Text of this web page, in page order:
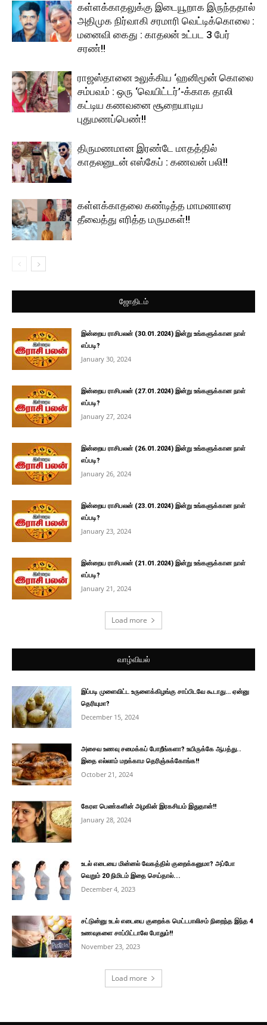
கள்ளக்காதலுக்கு இடையூறாக இருந்ததால்
அதிமுக நிர்வாகி சரமாரி வெட்டிக்கொலை :
மனைவி கைது : காதலன் உட்பட 3 பேர்
சரண்!!
ராஜஸ்தானை உலுக்கிய ‘ஹனிமூன் கொலை
சம்பவம் : ஒரு ‘வெயிட்டர்’-க்காக தாலி
கட்டிய கணவனை சூறையாடிய
புதுமணப்பெண்!!
திருமணமான இரண்டே மாதத்தில்
காதலனுடன் எஸ்கேப் : கணவன் பலி!!
கள்ளக்காதலை கண்டித்த மாமனாரை
தீவைத்து எரித்த மருமகள்!!
ஜோதிடம்
இன்றைய ராசிபலன் (30.01.2024) இன்று உங்களுக்கான நாள்
எப்படி?
January 30, 2024
இன்றைய ராசிபலன் (27.01.2024) இன்று உங்களுக்கான நாள்
எப்படி?
January 27, 2024
இன்றைய ராசிபலன் (26.01.2024) இன்று உங்களுக்கான நாள்
எப்படி?
January 26, 2024
இன்றைய ராசிபலன் (23.01.2024) இன்று உங்களுக்கான நாள்
எப்படி?
January 23, 2024
இன்றைய ராசிபலன் (21.01.2024) இன்று உங்களுக்கான நாள்
எப்படி?
January 21, 2024
Load more
வாழ்வியல்
இப்படி முளைவிட்ட உருளைக்கிழங்கு சாப்பிடவே கூடாது… ஏன்னு
தெரியுமா?
December 15, 2024
அசைவ உணவு சமைக்கப் போறீங்களா? உயிருக்கே ஆபத்து..
இதை எல்லாம் மறக்காம தெரிஞ்சுக்கோங்க!!
October 21, 2024
கேரள பெண்களின் அழகின் இரகசியம் இதுதான்!!
January 28, 2024
உடல் எடையை மின்னல் வேகத்தில் குறைக்கனுமா? அப்போ
வெறும் 20 நிமிடம் இதை செய்தால்...
December 4, 2023
சட்டுன்னு உடல் எடையை குறைக்க மெட்டபாலிசம் நிறைந்த இந்த 4
உணவுகளை சாப்பிட்டாலே போதும்!!
November 23, 2023
Load more